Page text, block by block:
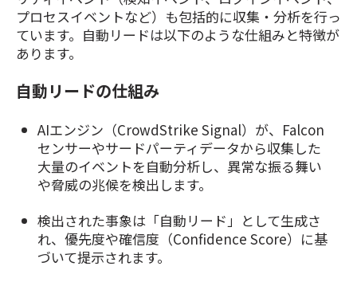
プロセスイベントなど）も包括的に収集・分析を行っ
ています。自動リードは以下のような仕組みと特徴が
あります。
自動リードの仕組み
AIエンジン（CrowdStrike Signal）が、Falcon
センサーやサードパーティデータから収集した
大量のイベントを自動分析し、異常な振る舞い
や脅威の兆候を検出します。
検出された事象は「自動リード」として生成さ
れ、優先度や確信度（Confidence Score）に基
づいて提示されます。